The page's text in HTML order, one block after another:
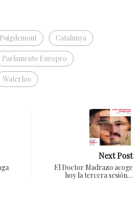
Catalunya
Parlamento Europeo
Waterloo
Next Post
El Doctor Madrazo acoge
hoy la tercera sesión…